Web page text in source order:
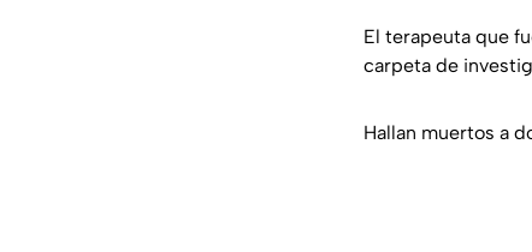
El terapeuta que
carpeta de
Hallan muertos a